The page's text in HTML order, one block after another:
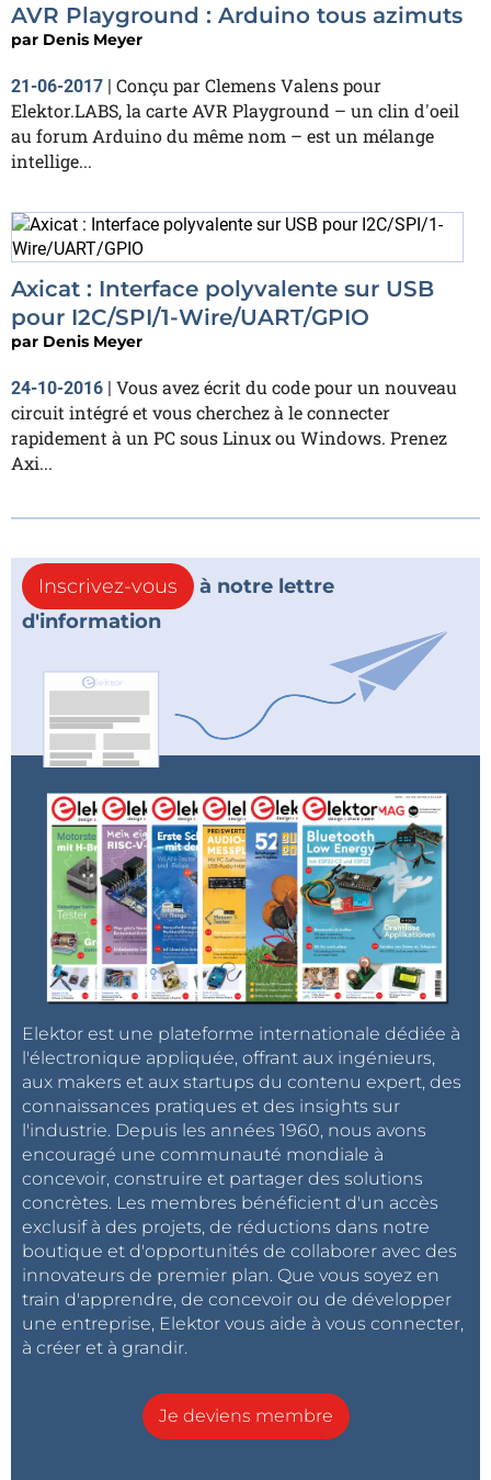
AVR Playground : Arduino tous azimuts
par Denis Meyer
21-06-2017 | Conçu par Clemens Valens pour
Elektor.LABS, la carte AVR Playground – un clin d'oeil
au forum Arduino du même nom – est un mélange
intellige...
Axicat : Interface polyvalente sur USB
pour I2C/SPI/1-Wire/UART/GPIO
par Denis Meyer
24-10-2016 | Vous avez écrit du code pour un nouveau
circuit intégré et vous cherchez à le connecter
rapidement à un PC sous Linux ou Windows. Prenez
Axi...
Inscrivez-vous
à notre lettre
d'information
Elektor est une plateforme internationale dédiée à
l'électronique appliquée, offrant aux ingénieurs,
aux makers et aux startups du contenu expert, des
connaissances pratiques et des insights sur
l'industrie. Depuis les années 1960, nous avons
encouragé une communauté mondiale à
concevoir, construire et partager des solutions
concrètes. Les membres bénéficient d'un accès
exclusif à des projets, de réductions dans notre
boutique et d'opportunités de collaborer avec des
innovateurs de premier plan. Que vous soyez en
train d'apprendre, de concevoir ou de développer
une entreprise, Elektor vous aide à vous connecter,
à créer et à grandir.
Je deviens membre